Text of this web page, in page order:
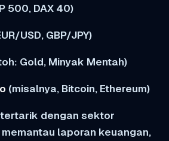
500, DAX 40)
USD, GBP/JPY)
Gold, Minyak Mentah)
(misalnya, Bitcoin, Ethereum)
dengan sektor
laporan keuangan,